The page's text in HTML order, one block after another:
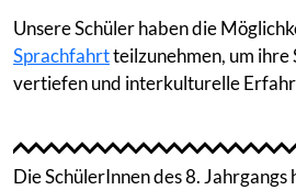
Unsere Schüler haben die
Sprachfahrtteilzunehmen, um ihre
vertiefen und interkulturelle
Die SchülerInnen des 8. Jahrgangs